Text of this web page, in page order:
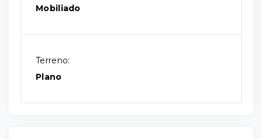
Mobiliado
Terreno:
Plano